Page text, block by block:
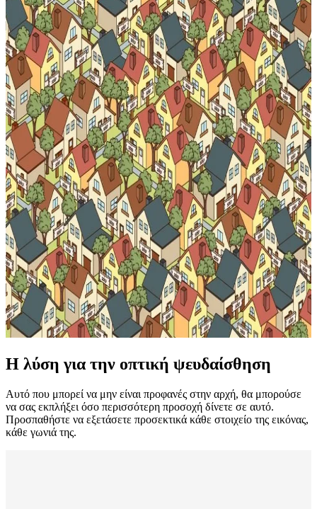
Η λύση για την οπτική ψευδαίσθηση
Αυτό που μπορεί να μην είναι προφανές στην αρχή, θα μπορούσε
να σας εκπλήξει όσο περισσότερη προσοχή δίνετε σε αυτό.
Προσπαθήστε να εξετάσετε προσεκτικά κάθε στοιχείο της εικόνας,
κάθε γωνιά της.